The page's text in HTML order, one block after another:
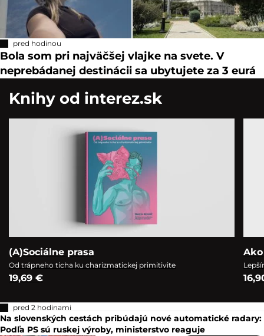
pred hodinou
Bola som pri najväčšej vlajke na svete. V
neprebádanej destinácii sa ubytujete za 3 eurá
Knihy od interez.sk
(A)Sociálne prasa
Od trápneho ticha ku charizmatickej primitivite
19,69 €
pred 2 hodinami
Na slovenských cestách pribúdajú nové automatické radary:
Podľa PS sú ruskej výroby, ministerstvo reaguje